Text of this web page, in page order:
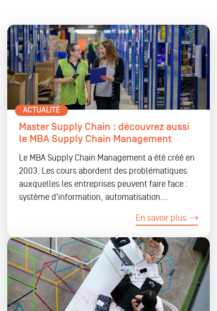
ACTUALITÉ
Master Supply Chain : découvrez aussi
le MBA Supply Chain Management
Le MBA Supply Chain Management a été créé en
2003. Les cours abordent des problématiques
auxquelles les entreprises peuvent faire face :
système d'information, automatisation...
En savoir plus